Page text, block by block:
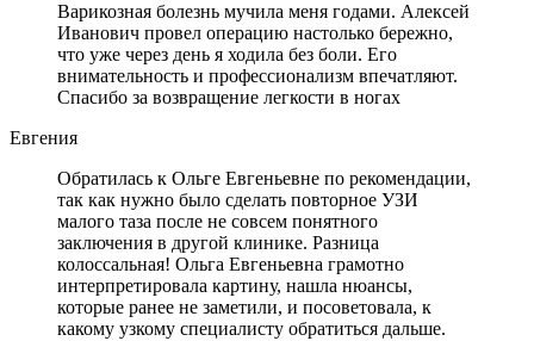
Варикозная болезнь мучила меня годами. Алексей
Иванович провел операцию настолько бережно,
что уже через день я ходила без боли. Его
внимательность и профессионализм впечатляют.
Спасибо за возвращение легкости в ногах
Евгения
Обратилась к Ольге Евгеньевне по рекомендации,
так как нужно было сделать повторное УЗИ
малого таза после не совсем понятного
заключения в другой клинике. Разница
колоссальная! Ольга Евгеньевна грамотно
интерпретировала картину, нашла нюансы,
которые ранее не заметили, и посоветовала, к
какому узкому специалисту обратиться дальше.